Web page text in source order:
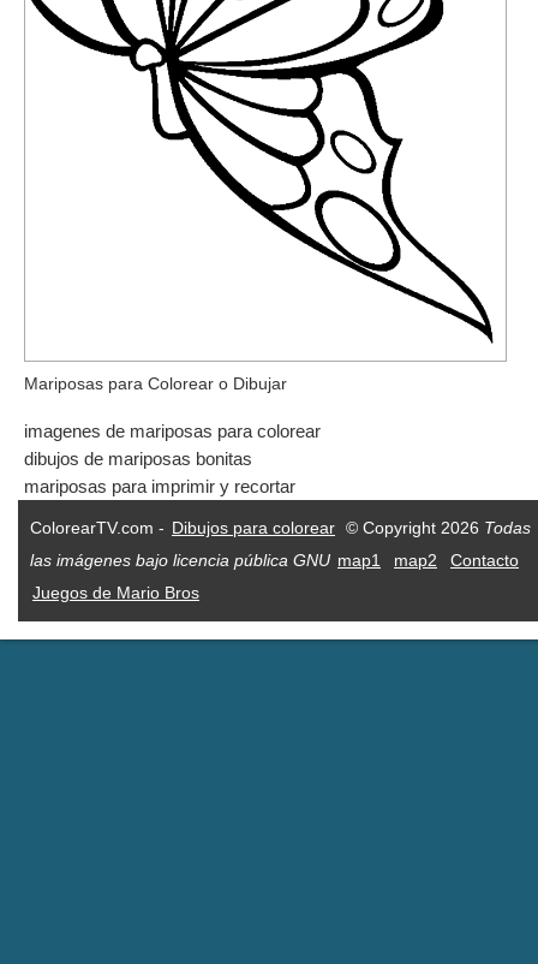
Mariposas para Colorear o Dibujar
imagenes de mariposas para colorear
dibujos de mariposas bonitas
mariposas para imprimir y recortar
ColorearTV.com - Dibujos para colorear © Copyright 2026 Todas
las imágenes bajo licencia pública GNU map1 map2
Contacto
Juegos de Mario Bros